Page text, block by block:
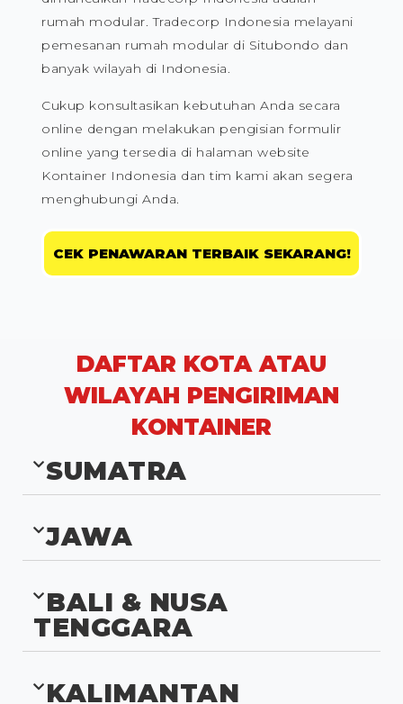
Melihat permintaan pasar untuk rumah
kontainer, Tradecorp Indonesia berinovasi
dengan memodifikasi kontainer pengiriman
sebagai bangunan.
Inovasi akomodasi lainnya yang juga
dimunculkan Tradecorp Indonesia adalah
rumah modular. Tradecorp Indonesia melayani
pemesanan rumah modular di Situbondo dan
banyak wilayah di Indonesia.
Cukup konsultasikan kebutuhan Anda secara
online dengan melakukan pengisian formulir
CEK PENAWARAN TERBAIK SEKARANG!
WILAYAH PENGIRIMAN
KONTAINER
SUMATRA
JAWA